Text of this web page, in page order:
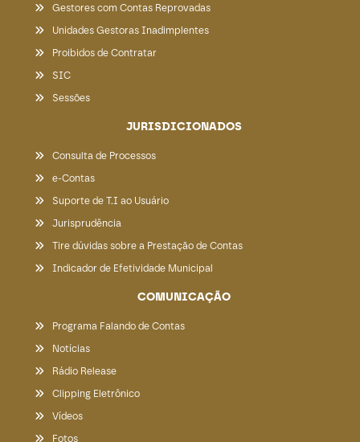
Gestores com Contas Reprovadas
Unidades Gestoras Inadimplentes
Proibidos de Contratar
SIC
Sessões
JURISDICIONADOS
Consulta de Processos
e-Contas
Suporte de T.I ao Usuário
Jurisprudência
Tire dúvidas sobre a Prestação de Contas
Indicador de Efetividade Municipal
COMUNICAÇÃO
Programa Falando de Contas
Notícias
Rádio Release
Clipping Eletrônico
Vídeos
Fotos